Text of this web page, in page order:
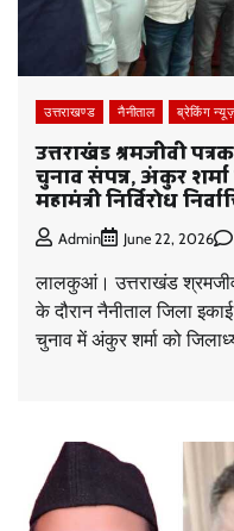
उत्तराखण्ड नैनीताल ब्रेकिंग
उत्तराखंड श्रमजीवी
चुनाव संपन्न, अंकुर
महामंत्री निर्विरोध
Admin June 22, 2026
लालकुआं। उत्तराखंड
के दौरान नैनीताल जिला
चुनाव में अंकुर शर्मा को